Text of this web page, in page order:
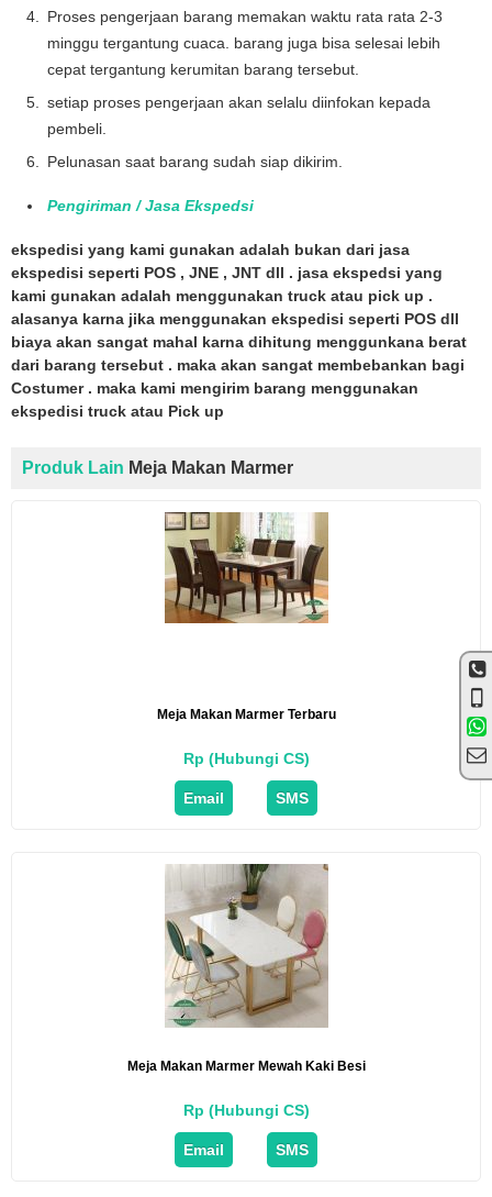
Proses pengerjaan barang memakan waktu rata rata 2-3
minggu tergantung cuaca. barang juga bisa selesai lebih
cepat tergantung kerumitan barang tersebut.
setiap proses pengerjaan akan selalu diinfokan kepada
pembeli.
Pelunasan saat barang sudah siap dikirim.
Pengiriman / Jasa Ekspedsi
ekspedisi yang kami gunakan adalah bukan dari jasa
ekspedisi seperti POS , JNE , JNT dll . jasa ekspedsi yang
kami gunakan adalah menggunakan truck atau pick up .
alasanya karna jika menggunakan ekspedisi seperti POS dll
biaya akan sangat mahal karna dihitung menggunkana berat
dari barang tersebut . maka akan sangat membebankan bagi
Costumer . maka kami mengirim barang menggunakan
ekspedisi truck atau Pick up
Produk Lain Meja Makan Marmer
Meja Makan Marmer Terbaru
Rp (Hubungi CS)
Email SMS
Meja Makan Marmer Mewah Kaki Besi
Rp (Hubungi CS)
Email SMS